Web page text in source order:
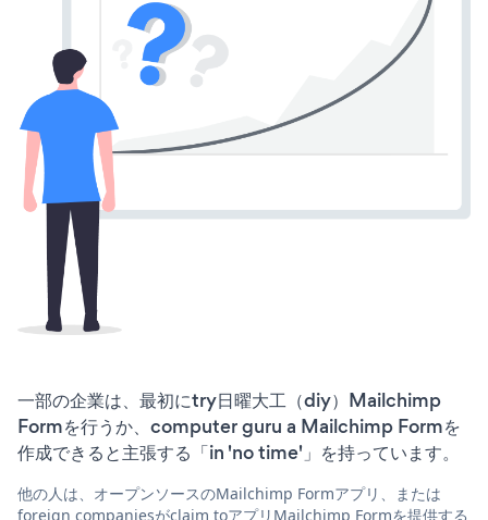
一部の企業は、最初にtry日曜大工（diy）Mailchimp
Formを行うか、computer guru a Mailchimp Formを
作成できると主張する「in 'no time'」を持っています。
他の人は、オープンソースのMailchimp Formアプリ、または
foreign companiesがclaim toアプリMailchimp Formを提供する